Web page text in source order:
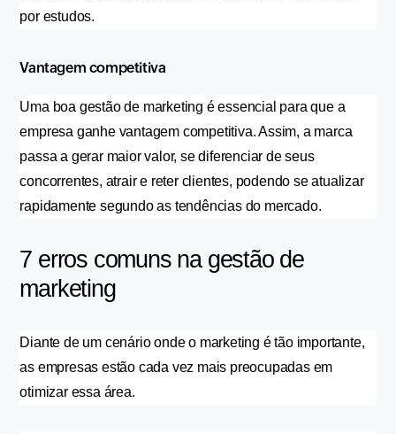
por estudos.
Vantagem competitiva
Uma boa gestão de marketing é essencial para que a
empresa ganhe vantagem competitiva. Assim, a marca
passa a gerar maior valor, se diferenciar de seus
concorrentes, atrair e reter clientes, podendo se atualizar
rapidamente segundo as tendências do mercado.
7 erros comuns na gestão de
marketing
Diante de um cenário onde o marketing é tão importante,
as empresas estão cada vez mais preocupadas em
otimizar essa área.